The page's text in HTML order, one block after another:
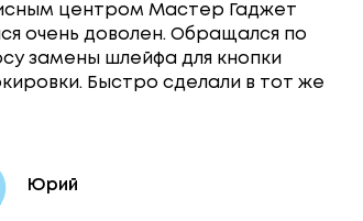
центром Мастер Гаджет
очень доволен. Обращался по
замены шлейфа для кнопки
Быстро сделали в тот же
Юрий